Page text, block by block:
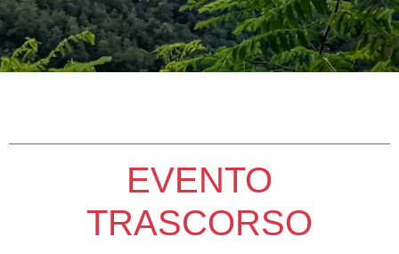
EVENTO
TRASCORSO